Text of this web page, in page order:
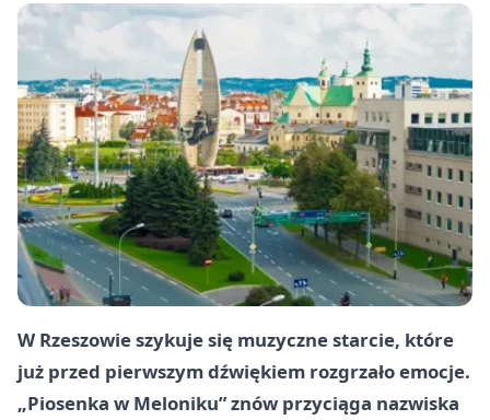
W Rzeszowie szykuje się muzyczne starcie, które
już przed pierwszym dźwiękiem rozgrzało emocje.
„Piosenka w Meloniku” znów przyciąga nazwiska